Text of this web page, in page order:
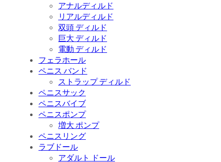
アナルディルド
リアルディルド
双頭 ディルド
巨大 ディルド
電動 ディルド
フェラホール
ペニス バンド
ストラップ ディルド
ペニスサック
ペニスバイブ
ペニスポンプ
増大 ポンプ
ペニスリング
ラブドール
アダルト ドール